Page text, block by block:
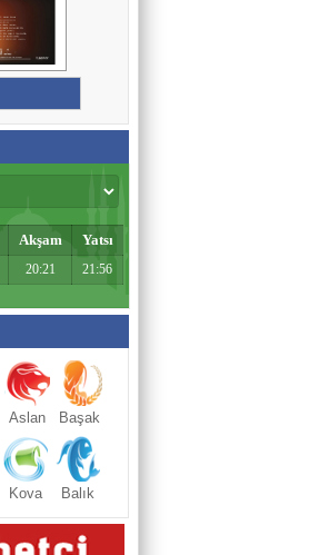
Akşam Yatsı
20:21 21:56
Aslan Başak
Kova Balık